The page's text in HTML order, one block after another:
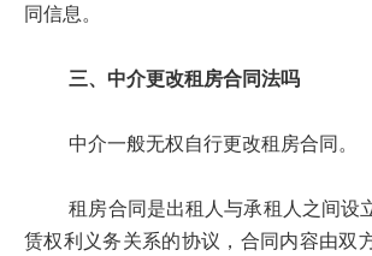
同信息。
三、中介更改租房合同法吗
中介一般无权自行更改租房合同。
租房合同是出租人与承租人之间设立
赁权利义务关系的协议，合同内容由双